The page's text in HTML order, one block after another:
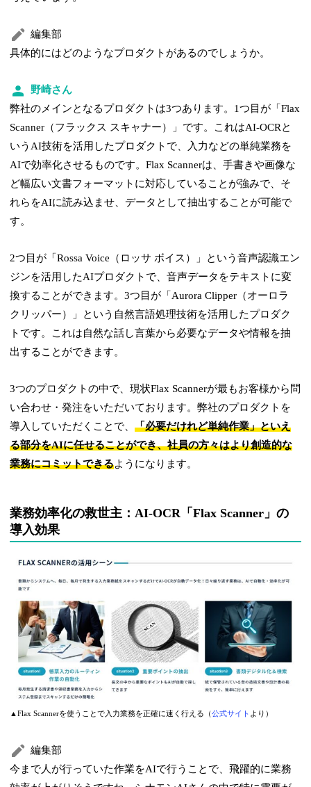
編集部
具体的にはどのようなプロダクトがあるのでしょうか。
野崎さん
弊社のメインとなるプロダクトは3つあります。1つ目が「Flax
Scanner（フラックス スキャナー）」です。これはAI-OCRと
いうAI技術を活用したプロダクトで、入力などの単純業務を
AIで効率化させるものです。Flax Scannerは、手書きや画像な
ど幅広い文書フォーマットに対応していることが強みで、そ
れらをAIに読み込ませ、データとして抽出することが可能で
す。
2つ目が「Rossa Voice（ロッサ ボイス）」という音声認識エン
ジンを活用したAIプロダクトで、音声データをテキストに変
換することができます。3つ目が「Aurora Clipper（オーロラ
クリッパー）」という自然言語処理技術を活用したプロダク
トです。これは自然な話し言葉から必要なデータや情報を抽
出することができます。
3つのプロダクトの中で、現状Flax Scannerが最もお客様から問
い合わせ・発注をいただいております。弊社のプロダクトを
導入していただくことで、「必要だけれど単純作業」といえ
る部分をAIに任せることができ、社員の方々はより創造的な
業務にコミットできるようになります。
業務効率化の救世主：AI-OCR「Flax Scanner」の
導入効果
▲Flax Scannerを使うことで入力業務を正確に速く行える（公式サイト より）
編集部
今まで人が行っていた作業をAIで行うことで、飛躍的に業務